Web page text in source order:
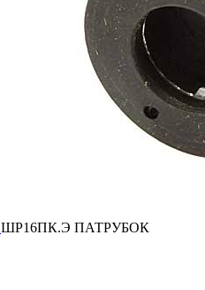
ШР16ПК.Э ПАТРУБОК